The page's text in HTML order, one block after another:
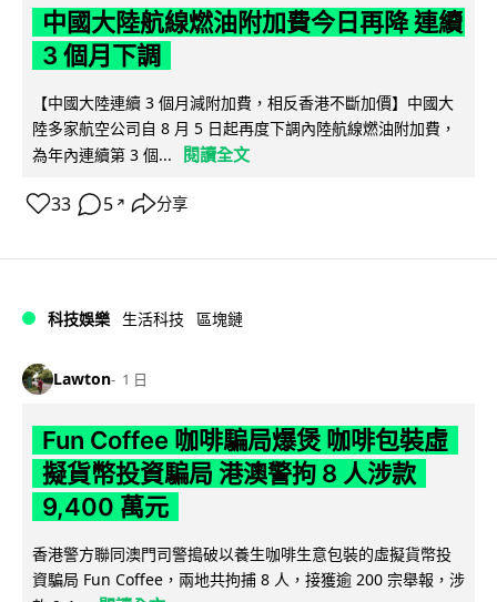
中國大陸航線燃油附加費今日再降 連續
3 個月下調
【中國大陸連續 3 個月減附加費，相反香港不斷加價】中國大
陸多家航空公司自 8 月 5 日起再度下調內陸航線燃油附加費，
為年內連續第 3 個...
閱讀全文
33 5 ↗ 分享
科技娛樂 生活科技 區塊鏈
Lawton 1 日
Fun Coffee 咖啡騙局爆煲 咖啡包裝虛
擬貨幣投資騙局 港澳警拘 8 人涉款
9,400 萬元
香港警方聯同澳門司警搗破以養生咖啡生意包裝的虛擬貨幣投
資騙局 Fun Coffee，兩地共拘捕 8 人，接獲逾 200 宗舉報，涉